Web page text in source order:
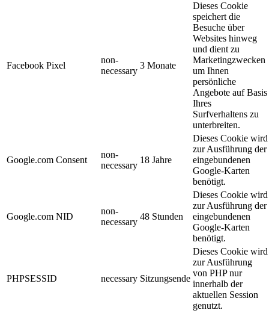
Facebook Pixel
non-
necessary
3 Monate
Dieses Cookie
speichert die
Besuche über
Websites hinweg
und dient zu
Marketingzwecken
um Ihnen
persönliche
Angebote auf Basis
Ihres
Surfverhaltens zu
unterbreiten.
Google.com Consent
non-
necessary
18 Jahre
Dieses Cookie wird
zur Ausführung der
eingebundenen
Google-Karten
benötigt.
Google.com NID
non-
necessary
48 Stunden
Dieses Cookie wird
zur Ausführung der
eingebundenen
Google-Karten
benötigt.
PHPSESSID necessary Sitzungsende
Dieses Cookie wird
zur Ausführung
von PHP nur
innerhalb der
aktuellen Session
genutzt.